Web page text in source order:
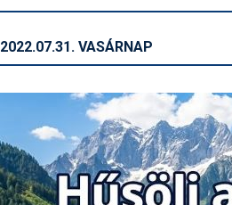
2022.07.31. VASÁRNAP